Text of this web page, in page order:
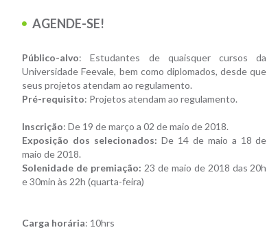
AGENDE-SE!
Público-alvo: Estudantes de quaisquer cursos da
Universidade Feevale, bem como diplomados, desde que
seus projetos atendam ao regulamento.
Pré-requisito: Projetos atendam ao regulamento.
Inscrição: De 19 de março a 02 de maio de 2018.
Exposição dos selecionados: De 14 de maio a 18 de
maio de 2018.
Solenidade de premiação: 23 de maio de 2018 das 20h
e 30min às 22h (quarta-feira)
Carga horária: 10hrs